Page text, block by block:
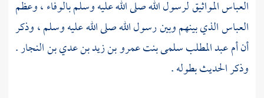
العباسالمواثيق لرسول الله صلى الله عليه وسلم بالوفاء ، وعظم
العباسالذي بينهم وبين رسول الله صلى الله عليه وسلم ، وذكر
أنأم عبد المطلب سلمى بنت عمرو بن زيد بن عدي بن النجار.
وذكر الحديث بطوله .